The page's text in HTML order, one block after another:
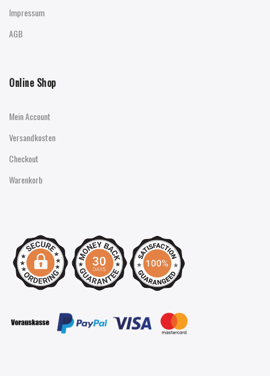
Impressum
AGB
Online Shop
Mein Account
Versandkosten
Checkout
Warenkorb